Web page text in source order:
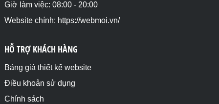
Giờ làm việc: 08:00 - 20:00
Website chính: https://webmoi.vn/
HỖ TRỢ KHÁCH HÀNG
Bảng giá thiết kế website
Điều khoản sử dụng
Chính sách